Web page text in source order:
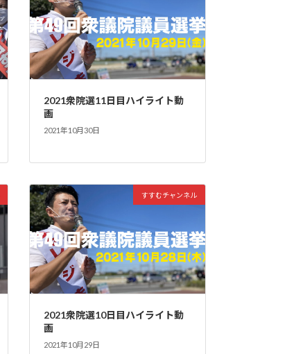
2021衆院選11日目ハイライト動
画
2021年10月30日
すすむチャンネル
2021衆院選10日目ハイライト動
画
2021年10月29日